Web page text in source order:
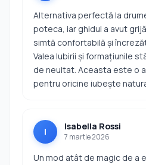
Alternativa perfectă la
poteca, iar ghidul a avut
simtă confortabilă și
Valea Iubirii și formațiunile
de neuitat. Aceasta este o
pentru oricine iubește
I Isabella Rossi
7 martie 2026
Un mod atât de magic de a